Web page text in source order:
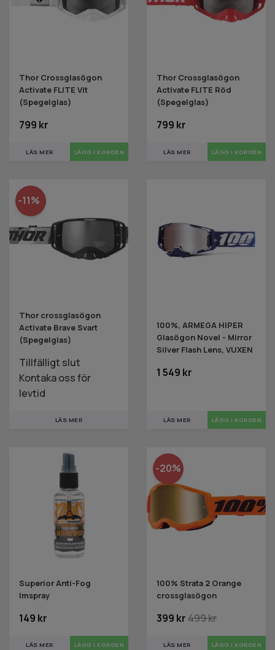
Thor Crossglasögon
Activate FLITE Vit
(Spegelglas)
799 kr
LÄS MER
Thor Crossglasögon
Activate FLITE Röd
(Spegelglas)
799 kr
LÄS MER
-11%
Thor crossglasögon
Activate Brave Svart
(Spegelglas)
Tillfälligt slut
Kontaka oss för
levtid
LÄS MER
100%, ARMEGA HIPER
Glasögon Novel - Mirror
Silver Flash Lens, VUXEN
1 549 kr
LÄS MER
Superior Anti-Fog
Imspray
149 kr
LÄS MER
-20%
100% Strata 2 Orange
crossglasögon
399 kr499 kr
LÄS MER